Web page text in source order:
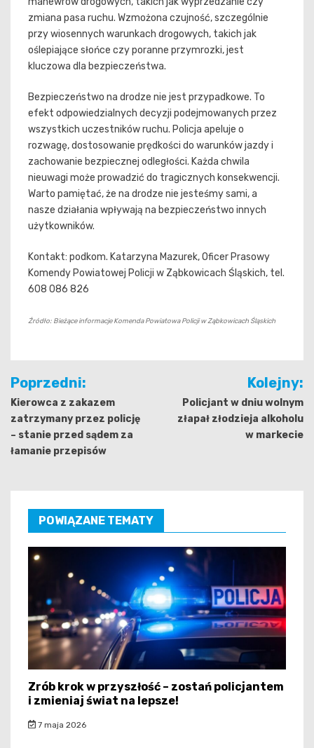
zmiana pasa ruchu. Wzmożona czujność, szczególnie
przy wiosennych warunkach drogowych, takich jak
oślepiające słońce czy poranne przymrozki, jest
kluczowa dla bezpieczeństwa.
Bezpieczeństwo na drodze nie jest przypadkowe. To
efekt odpowiedzialnych decyzji podejmowanych przez
wszystkich uczestników ruchu. Policja apeluje o
rozwagę, dostosowanie prędkości do warunków jazdy i
zachowanie bezpiecznej odległości. Każda chwila
nieuwagi może prowadzić do tragicznych konsekwencji.
Warto pamiętać, że na drodze nie jesteśmy sami, a
nasze działania wpływają na bezpieczeństwo innych
użytkowników.
Kontakt: podkom. Katarzyna Mazurek, Oficer Prasowy
Komendy Powiatowej Policji w Ząbkowicach Śląskich, tel.
608 086 826
Źródło: Bieżące informacje Komenda Powiatowa Policji w Ząbkowicach Śląskich
Nawigacja
wpisu
Poprzedni:
Kierowca z zakazem
zatrzymany przez policję
– stanie przed sądem za
łamanie przepisów
Kolejny:
Policjant w dniu wolnym
złapał złodzieja alkoholu
w markecie
POWIĄZANE TEMATY
Zrób krok w przyszłość – zostań policjantem
i zmieniaj świat na lepsze!
7 maja 2026